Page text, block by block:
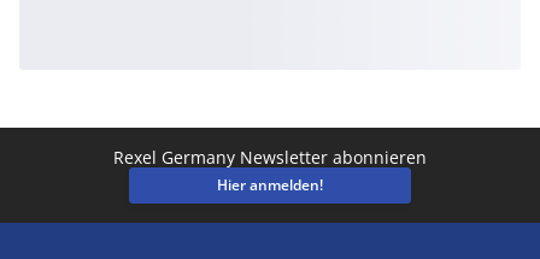
Rexel Germany Newsletter abonnieren
Hier anmelden!